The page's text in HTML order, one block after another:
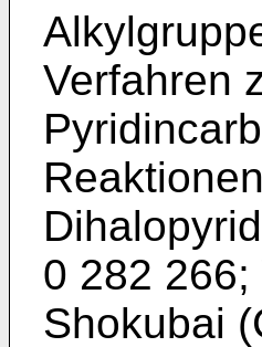
Verfahren
0 282
Shokubai